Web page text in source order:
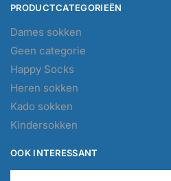
PRODUCTCATEGORIEËN
Dames sokken
Geen categorie
Happy Socks
Heren sokken
Kado sokken
Kindersokken
OOK INTERESSANT